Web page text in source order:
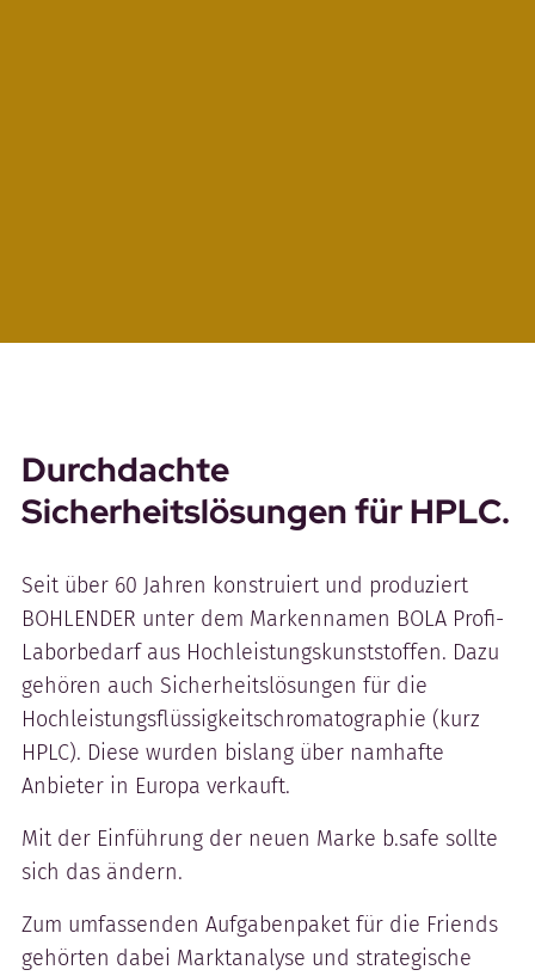
Durchdachte
Sicherheitslösungen für HPLC.
Seit über 60 Jahren konstruiert und produziert
BOHLENDER unter dem Markennamen BOLA Profi-
Laborbedarf aus Hochleistungskunststoffen. Dazu
gehören auch Sicherheitslösungen für die
Hochleistungsflüssigkeitschromatographie (kurz
HPLC). Diese wurden bislang über namhafte
Anbieter in Europa verkauft.
Mit der Einführung der neuen Marke b.safe sollte
sich das ändern.
Zum umfassenden Aufgabenpaket für die Friends
gehörten dabei Marktanalyse und strategische